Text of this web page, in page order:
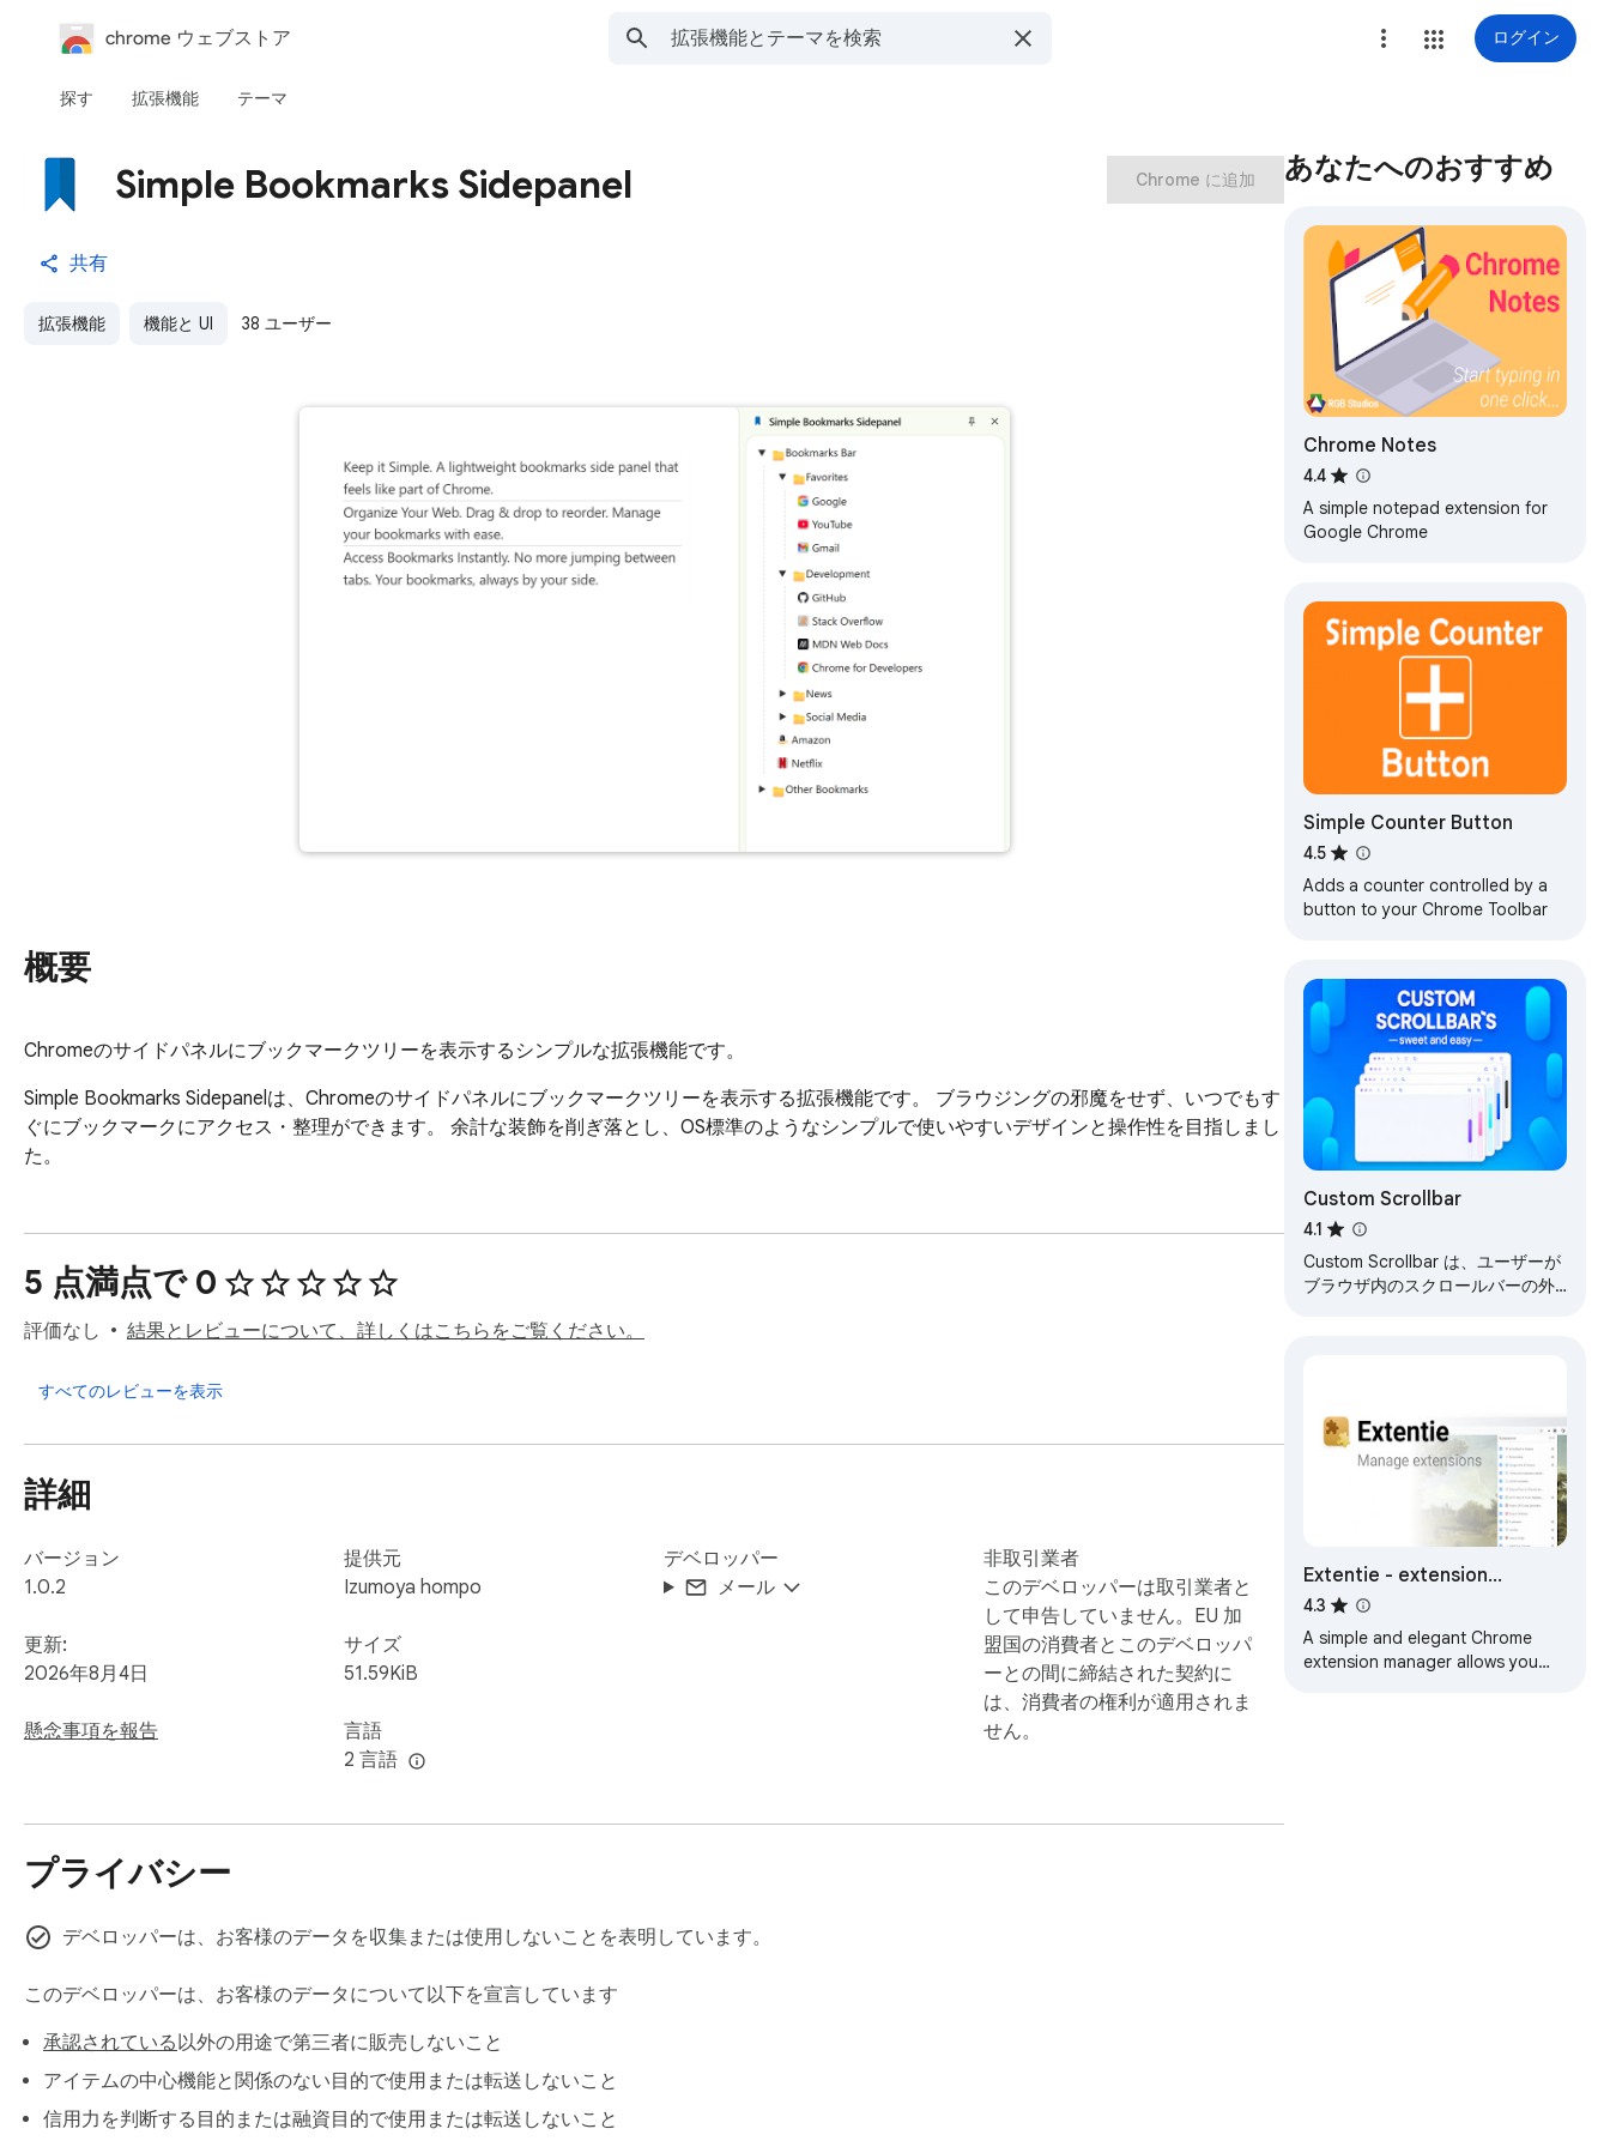
chrome ウェブストア ログイン
探す 拡張機能 テーマ
Simple Bookmarks Sidepanel
共有
拡張機能 機能と UI 38 ユーザー
Chrome に追加
概要
Chromeのサイドパネルにブックマークツリーを表示するシンプルな拡張機能です。
Simple Bookmarks Sidepanelは、Chromeのサイドパネルにブックマークツリーを表示する拡張機能です。 ブラウジングの邪魔をせず、いつでもす
ぐにブックマークにアクセス・整理ができます。 余計な装飾を削ぎ落とし、OS標準のようなシンプルで使いやすいデザインと操作性を目指しまし
た。
5 点満点で 0
評価なし 結果とレビューについて、詳しくはこちらをご覧ください。
すべてのレビューを表示
詳細
バージョン
1.0.2
更新:
2026年8月4日
懸念事項を報告
提供元
Izumoya hompo
サイズ
51.59KiB
言語
2 言語
デベロッパー
メール
非取引業者
このデベロッパーは取引業者と
して申告していません。EU 加
盟国の消費者とこのデベロッパ
ーとの間に締結された契約に
は、消費者の権利が適用されま
せん。
プライバシー
デベロッパーは、お客様のデータを収集または使用しないことを表明しています。
このデベロッパーは、お客様のデータについて以下を宣言しています
承認されている以外の用途で第三者に販売しないこと
アイテムの中心機能と関係のない目的で使用または転送しないこと
信用力を判断する目的または融資目的で使用または転送しないこと
あなたへのおすすめ
Chrome Notes
4.4
A simple notepad extension for
Google Chrome
Simple Counter Button
4.5
Adds a counter controlled by a
button to your Chrome Toolbar
Custom Scrollbar
4.1
Custom Scrollbar は、ユーザーが
ブラウザ内のスクロールバーの外
Extentie - extension
manager
4.3
A simple and elegant Chrome
extension manager allows you